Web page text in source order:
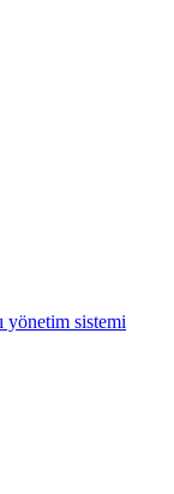
yönetim sistemi